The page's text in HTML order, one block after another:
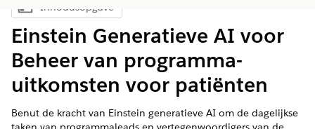
Inhoudsopgave weergeven
Inhoudsopgave
Einstein Generatieve AI voor
Beheer van programma-
uitkomsten voor patiënten
Benut de kracht van Einstein generatieve AI om de dagelijkse